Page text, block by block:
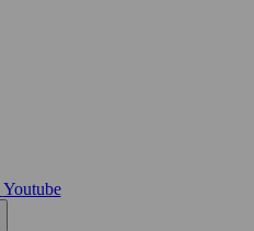
Youtube